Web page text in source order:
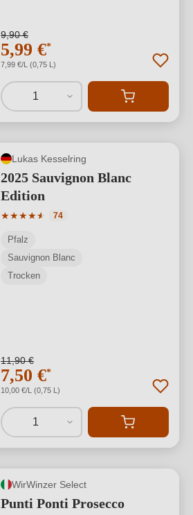
9,90 €
5,99 €*
7,99 €/L (0,75 L)
1
Lukas Kesselring
2025 Sauvignon Blanc
Edition
★★★★★
★
Durchschnittliche Bewertung von 4.77
74
Pfalz
Sauvignon Blanc
Trocken
11,90 €
7,50 €*
10,00 €/L (0,75 L)
1
WirWinzer Select
Punti Ponti Prosecco